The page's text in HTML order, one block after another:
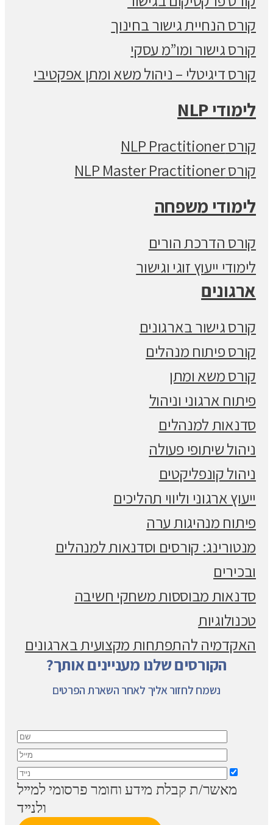
קורס הנחיית גישור בחינוך
קורס גישור ומו”מ עסקי
קורס דיגיטלי – ניהול משא ומתן אפקטיבי
לימודי NLP
קורס NLP Practitioner
קורס NLP Master Practitioner
לימודי משפחה
קורס הדרכת הורים
לימודי ייעוץ זוגי וגישור
ארגונים
קורס גישור בארגונים
קורס פיתוח מנהלים
קורס משא ומתן
פיתוח ארגוני וניהול
סדנאות למנהלים
ניהול שיתופי פעולה
ניהול קונפליקטים
ייעוץ ארגוני וליווי תהליכים
פיתוח מנהיגות ערה
מנטורינג: קורסים וסדנאות למנהלים
ובכירים
סדנאות מבוססות משחקי חשיבה
טכנולוגיות
האקדמיה להתפתחות מקצועית בארגונים
הקורסים שלנו מעניינים אותך?
נשמח לחזור אליך לאחר השארת הפרטים
מאשר/ת קבלת מידע וחומר פרסומי למייל
ולנייד